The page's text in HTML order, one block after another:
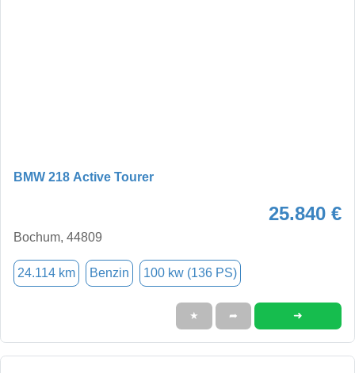
BMW 218 Active Tourer
25.840 €
Bochum, 44809
24.114 km Benzin 100 kw (136 PS)
★ ➦ ➜